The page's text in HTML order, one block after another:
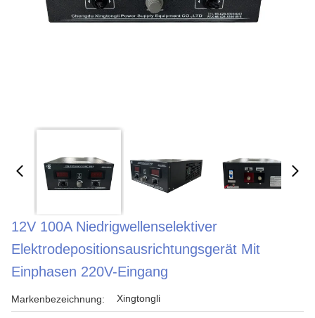
12V 100A Niedrigwellenselektiver
Elektrodepositionsausrichtungsgerät Mit
Einphasen 220V-Eingang
Markenbezeichnung: Xingtongli